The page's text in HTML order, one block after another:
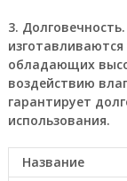
3.
обладающих
воздействию
гарантирует
использования.
Название